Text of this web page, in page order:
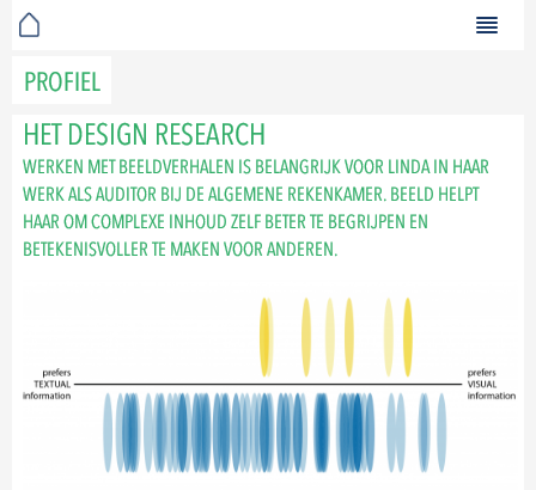
PROFIEL
HET DESIGN RESEARCH
WERKEN MET BEELDVERHALEN IS BELANGRIJK VOOR LINDA IN HAAR
WERK ALS AUDITOR BIJ DE ALGEMENE REKENKAMER. BEELD HELPT
HAAR OM COMPLEXE INHOUD ZELF BETER TE BEGRIJPEN EN
BETEKENISVOLLER TE MAKEN VOOR ANDEREN.